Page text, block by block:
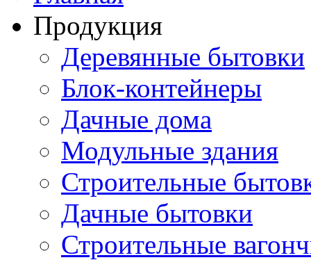
Продукция
Деревянные бытовки
Блок-контейнеры
Дачные дома
Модульные здания
Строительные
Дачные бытовки
Строительные